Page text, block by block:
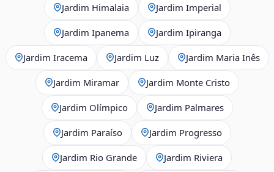
Jardim Himalaia Jardim Imperial
Jardim Ipanema Jardim Ipiranga
Jardim Iracema Jardim Luz Jardim Maria Inês
Jardim Miramar Jardim Monte Cristo
Jardim Olímpico Jardim Palmares
Jardim Paraíso Jardim Progresso
Jardim Rio Grande Jardim Riviera